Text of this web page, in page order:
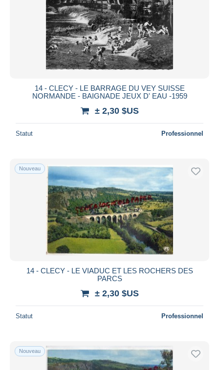
14 - CLECY - LE BARRAGE DU VEY SUISSE
NORMANDE - BAIGNADE JEUX D' EAU -1959
± 2,30 $US
Statut Professionnel
Nouveau
14 - CLECY - LE VIADUC ET LES ROCHERS DES
PARCS
± 2,30 $US
Statut Professionnel
Nouveau